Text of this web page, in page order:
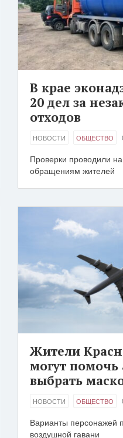
В крае
20 дел за
отходов
НОВОСТИ ОБЩЕСТВО
Проверки проводили
обращениям жителей
Жители
могут помочь
выбрать
НОВОСТИ ОБЩЕСТВО
Варианты персонажей
воздушной гавани